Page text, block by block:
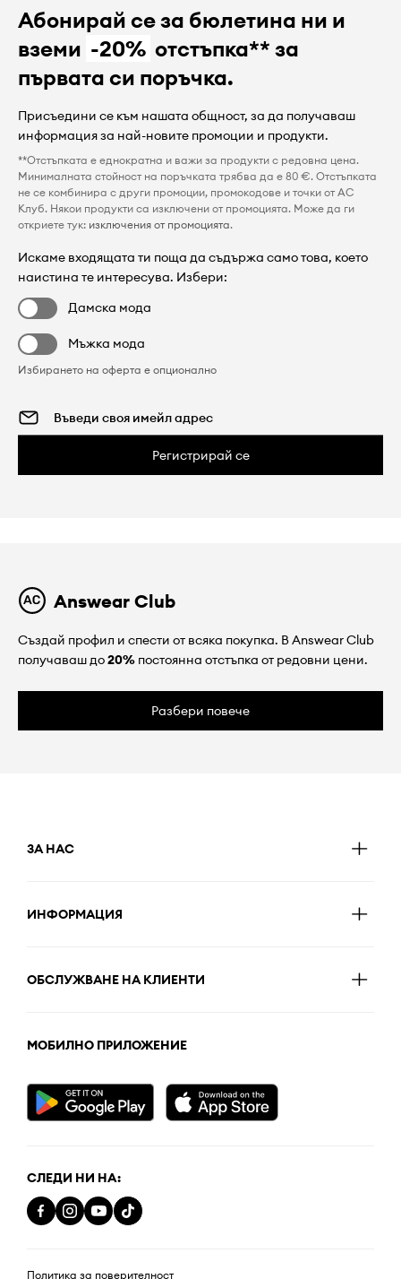
Абонирай се за бюлетина ни и
вземи -20% отстъпка** за
първата си поръчка.
Присъедини се към нашата общност, за да получаваш
информация за най-новите промоции и продукти.
**Отстъпката е еднократна и важи за продукти с редовна цена.
Минималната стойност на поръчката трябва да е 80 €. Отстъпката
не се комбинира с други промоции, промокодове и точки от AC
Клуб. Някои продукти са изключени от промоцията. Може да ги
откриете тук: изключения от промоцията.
Искаме входящата ти поща да съдържа само това, което
наистина те интересува. Избери:
Дамска мода
Мъжка мода
Избирането на оферта е опционално
Регистрирай се
Answear Club
Създай профил и спести от всяка покупка. В Answear Club
получаваш до20% постоянна отстъпка от редовни цени.
Разбери повече
ЗА НАС
ИНФОРМАЦИЯ
ОБСЛУЖВАНЕ НА КЛИЕНТИ
МОБИЛНО ПРИЛОЖЕНИЕ
СЛЕДИ НИ НА:
Политика за поверителност